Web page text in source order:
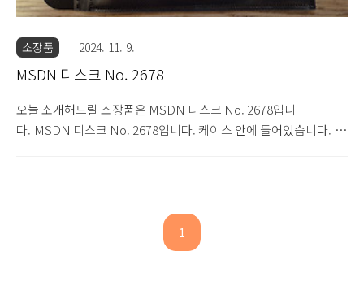
소장품 2024. 11. 9.
MSDN 디스크 No. 2678
오늘 소개해드릴 소장품은 MSDN 디스크 No. 2678입니
다. MSDN 디스크 No. 2678입니다. 케이스 안에 들어있습니다. 디
로퍼 에디션입니다. CD 좌측 표면에는 MSDN 로고와 사용권 계약
서가 있습니다. 이상 MSDN 디스크 No. 2678 소개글이었습니다.
1